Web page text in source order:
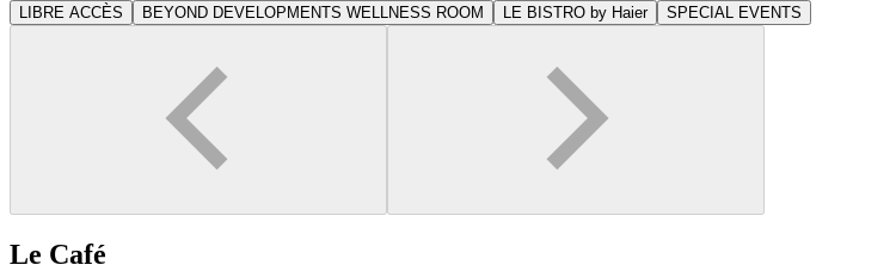
LIBRE ACCÈS BEYOND DEVELOPMENTS WELLNESS ROOM LE BISTRO by Haier SPECIAL EVENTS
Le Café